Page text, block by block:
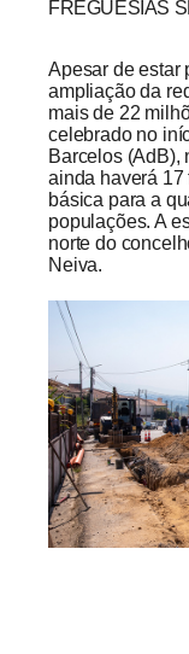
FREGUESIAS
Apesar de estar
ampliação da
mais de 22
celebrado no
Barcelos (AdB),
ainda haverá
básica para a
populações. A
norte do
Neiva.